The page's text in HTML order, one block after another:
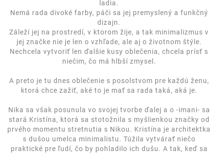
ladia.
Nemá rada divoké farby, páči sa jej premyslený a funkčný
dizajn.
Záleží jej na prostredí, v ktorom žije, a tak minimalizmus v
jej značke nie je len o vzhľade, ale aj o životnom štýle.
Nechcela vytvoriť len ďalšie kusy oblečenia, chcela prísť s
niečim, čo má hlbší zmysel.
A preto je tu dnes oblečenie s posolstvom pre každú ženu,
ktorá chce zažiť, aké to je mať sa rada taká, aká je.
Nika sa však posunula vo svojej tvorbe ďalej a o -imani- sa
stará Kristína, ktorá sa stotožnila s myšlienkou značky od
prvého momentu stretnutia s Nikou. Kristína je architektka
s dušou umelca minimalistu. Túžila vytvárať niečo
praktické pre ľudí, čo by pohladilo ich dušu. A tak, keď sa